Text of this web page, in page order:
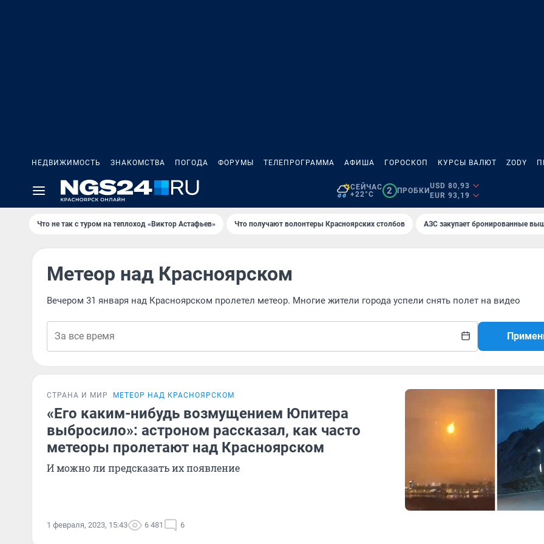
НЕДВИЖИМОСТЬ ЗНАКОМСТВА ПОГОДА ФОРУМЫ ТЕЛЕПРОГРАММА АФИША ГОРОСКОП КУРСЫ ВАЛЮТ ZODY
СЕЙЧАС
+22°C
2 ПРОБКИ
USD 80,93
EUR 93,19
Что не так с туром на теплоход «Виктор Астафьев» Что получают волонтеры Красноярских столбов AЗС закупает бронированные
Метеор над Красноярском
Вечером 31 января над Красноярском пролетел метеор. Многие жители города успели снять полет на видео
СТРАНА И МИР МЕТЕОР НАД КРАСНОЯРСКОМ
«Его каким-нибудь возмущением Юпитера
выбросило»: астроном рассказал, как часто
метеоры пролетают над Красноярском
И можно ли предсказать их появление
1 февраля, 2023, 15:43 6 481 6